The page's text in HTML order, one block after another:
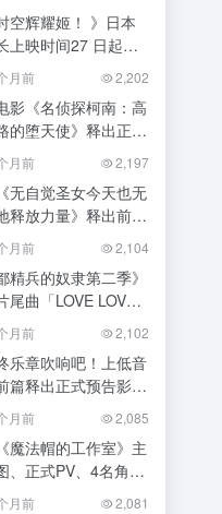
空辉耀姬！ 》日本
上映时间27 日起追
超时空辉耀姬！
月前 2,202
影《名侦探柯南：高
的堕天使》释出正式
月前 2,197
无自觉圣女今天也无
释放力量》释出前导
定！
月前 2,104
精兵的奴隶第二季》
尾曲「LOVE LOVE
月前 2,102
乐章吹响吧！上低音
篇释出正式预告影
月前 2,085
魔法帽的工作室》主
、正式PV、4名角色
公开！
月前 2,081